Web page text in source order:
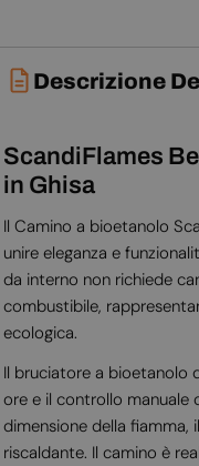
Descrizione
ScandiFlames
in Ghisa
Il Camino a bioetanolo
unire eleganza e
da interno non richiede
combustibile,
ecologica.
Il bruciatore a bioetanolo
ore e il controllo manuale
dimensione della fiamma,
riscaldante. Il camino è